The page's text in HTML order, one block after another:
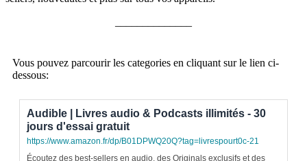
Vous pouvez parcourir les categories en cliquant sur le lien ci-
dessous:
Audible | Livres audio & Podcasts illimités - 30
jours d'essai gratuit
https://www.amazon.fr/dp/B01DPWQ20Q?tag=livrespourt0c-21
Écoutez des best-sellers en audio, des Originals exclusifs et des